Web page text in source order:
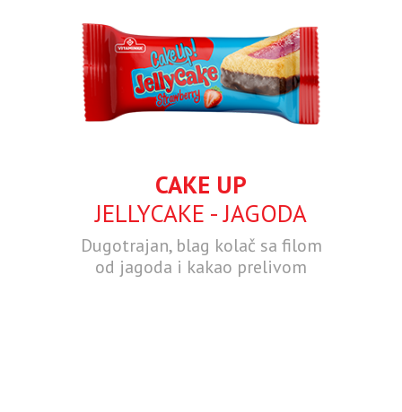
CAKE UP
JELLYCAKE - JAGODA
Dugotrajan, blag kolač sa filom
od jagoda i kakao prelivom